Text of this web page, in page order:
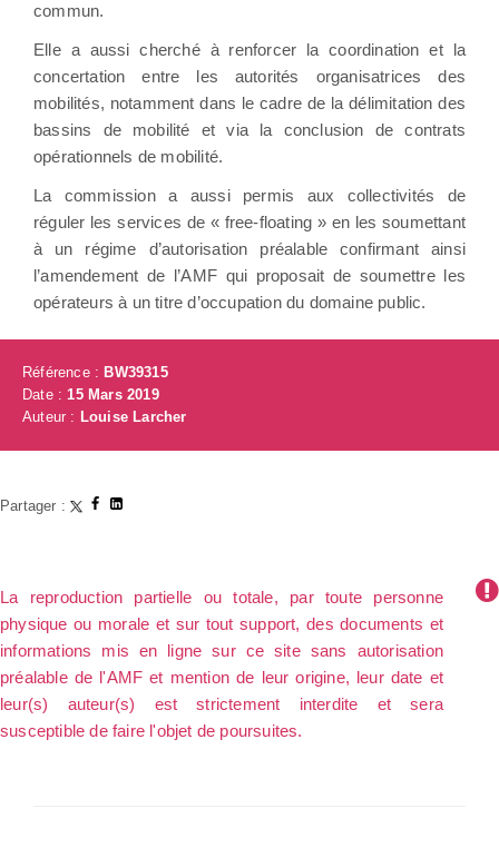
commun.
Elle a aussi cherché à renforcer la coordination et la
concertation entre les autorités organisatrices des
mobilités, notamment dans le cadre de la délimitation des
bassins de mobilité et via la conclusion de contrats
opérationnels de mobilité.
La commission a aussi permis aux collectivités de
réguler les services de « free-floating » en les soumettant
à un régime d’autorisation préalable confirmant ainsi
l’amendement de l’AMF qui proposait de soumettre les
opérateurs à un titre d’occupation du domaine public.
Référence : BW39315
Date :15 Mars 2019
Auteur : Louise Larcher
Partager :
La reproduction partielle ou totale, par toute personne
physique ou morale et sur tout support, des documents et
informations mis en ligne sur ce site sans autorisation
préalable de l'AMF et mention de leur origine, leur date et
leur(s) auteur(s) est strictement interdite et sera
susceptible de faire l'objet de poursuites.